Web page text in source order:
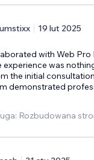
19 lut 2025
with Web Pro
experience was
the initial
demonstrated
Rozbudowana